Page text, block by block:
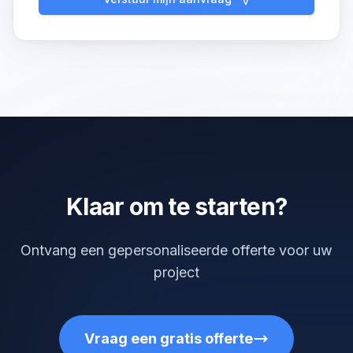
Klaar om te starten?
Ontvang een gepersonaliseerde offerte voor uw
project
Vraag een gratis offerte